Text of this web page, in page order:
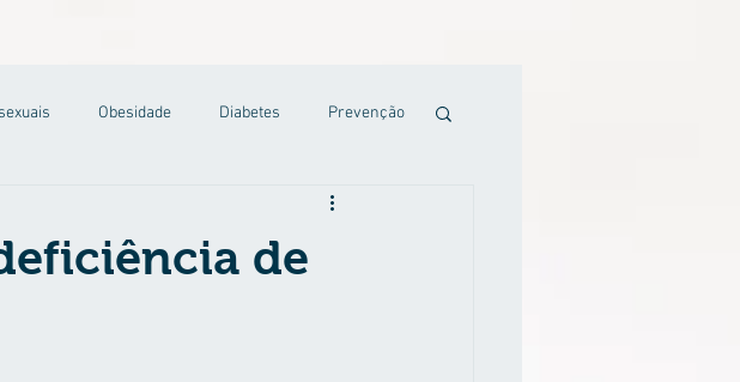
Obesidade Diabetes Prevenção
de